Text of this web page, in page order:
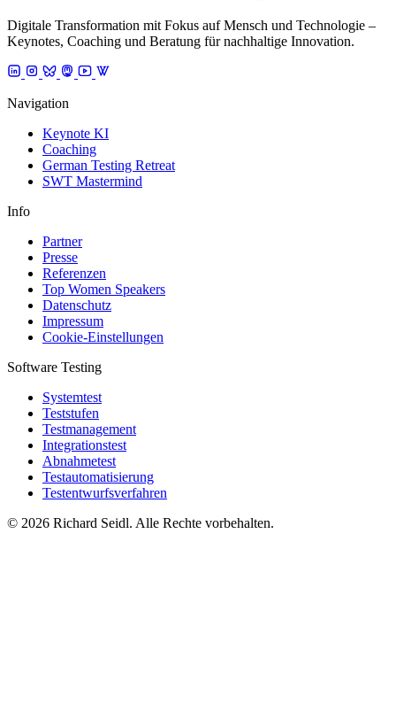
Digitale Transformation mit Fokus auf Mensch und Technologie –
Keynotes, Coaching und Beratung für nachhaltige Innovation.
Navigation
Keynote KI
Coaching
German Testing Retreat
SWT Mastermind
Info
Partner
Presse
Referenzen
Top Women Speakers
Datenschutz
Impressum
Cookie-Einstellungen
Software Testing
Systemtest
Teststufen
Testmanagement
Integrationstest
Abnahmetest
Testautomatisierung
Testentwurfsverfahren
© 2026 Richard Seidl. Alle Rechte vorbehalten.